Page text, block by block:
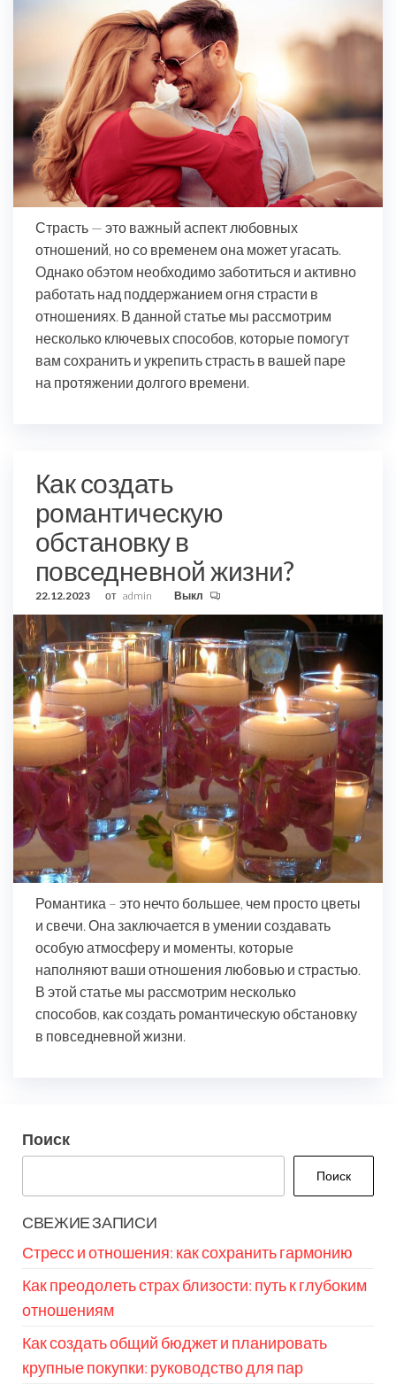
Страсть — это важный аспект любовных
отношений, но со временем она может угасать.
Однако обэтом необходимо заботиться и активно
работать над поддержанием огня страсти в
отношениях. В данной статье мы рассмотрим
несколько ключевых способов, которые помогут
вам сохранить и укрепить страсть в вашей паре
на протяжении долгого времени.
Как создать
романтическую
обстановку в
повседневной жизни?
22.12.2023 от admin Выкл
Романтика – это нечто большее, чем просто цветы
и свечи. Она заключается в умении создавать
особую атмосферу и моменты, которые
наполняют ваши отношения любовью и страстью.
В этой статье мы рассмотрим несколько
способов, как создать романтическую обстановку
в повседневной жизни.
Поиск
Поиск
СВЕЖИЕ ЗАПИСИ
Стресс и отношения: как сохранить гармонию
Как преодолеть страх близости: путь к глубоким
отношениям
Как создать общий бюджет и планировать
крупные покупки: руководство для пар